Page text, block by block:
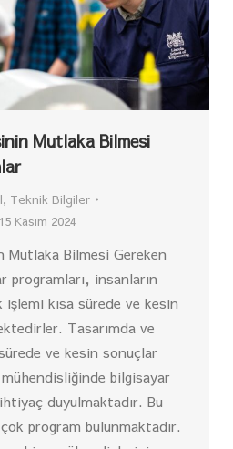
Mutlaka Bilmesi
, Teknik Bilgiler
15 Kasım 2024
Mutlaka Bilmesi Gereken
programları, insanların
işlemi kısa sürede ve kesin
Tasarımda ve
ve kesin sonuçlar
bilgisayar
duyulmaktadır. Bu
program bulunmaktadır.